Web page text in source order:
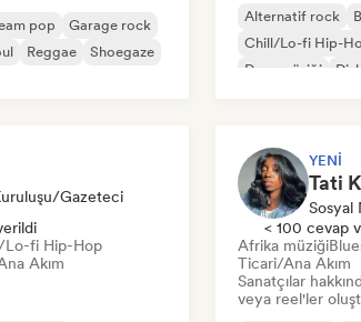
pop
Garage rock
Reggae
Shoegaze
Alternatif rock
Chill/Lo-fi Hip-
Dans müziği
Gazeteci
Lo-fi Hip-Hop
Akım
YENI
Tati
Sosyal
< 100 cevap
Afrika müziği
Ticari/Ana Akım
Sanatçılar
veya reel'ler